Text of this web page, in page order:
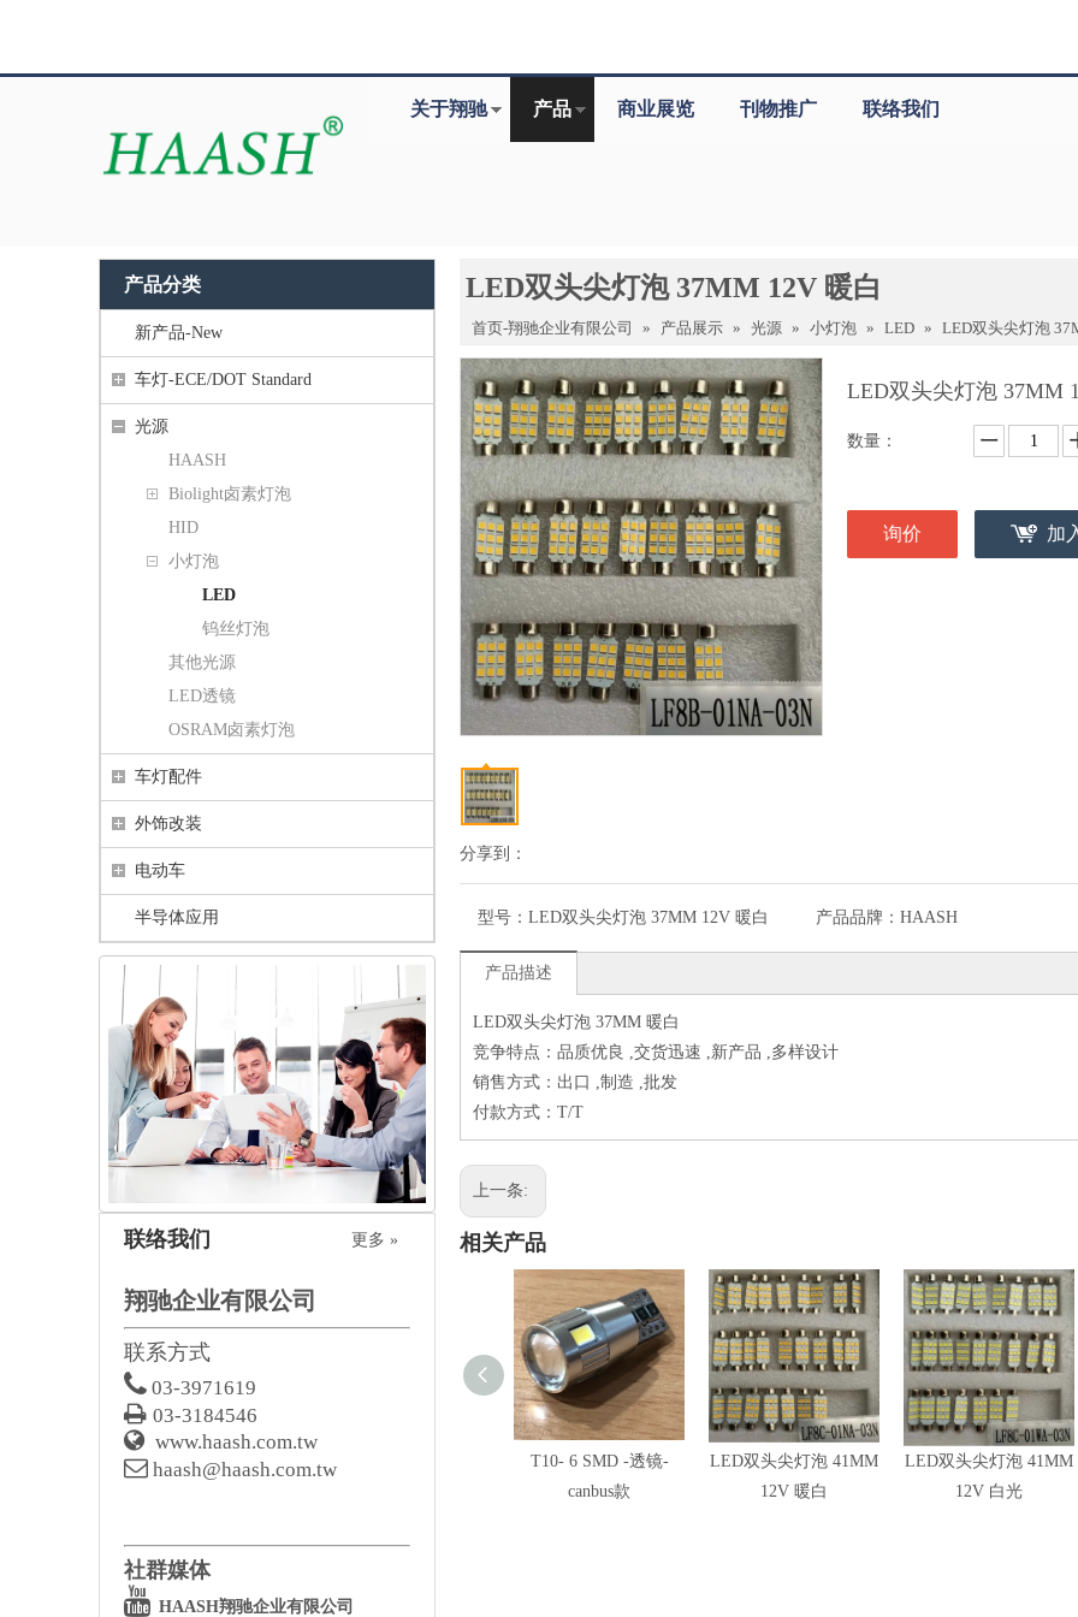
关于翔驰 产品 商业展览 刊物推广 联络我们
产品分类
新产品-New
车灯-ECE/DOT Standard
光源
HAASH
Biolight卤素灯泡
HID
小灯泡
LED
钨丝灯泡
其他光源
LED透镜
OSRAM卤素灯泡
车灯配件
外饰改装
电动车
半导体应用
联络我们 更多 »
翔驰企业有限公司
联系方式
 03-3971619
 03-3184546
 www.haash.com.tw
 haash@haash.com.tw
社群媒体
 HAASH翔驰企业有限公司
LED双头尖灯泡 37MM 12V 暖白
首页-翔驰企业有限公司 » 产品展示 » 光源 » 小灯泡 » LED » LED双头尖灯泡
分享到：
LED双头尖灯泡 37MM
数量：
询价 加
型号： LED双头尖灯泡 37MM 12V 暖白 产品品牌： HAASH
产品描述
LED双头尖灯泡 37MM 暖白
竞争特点：品质优良 ,交货迅速 ,新产品 ,多样设计
销售方式：出口 ,制造 ,批发
付款方式：T/T
上一条:
相关产品
T10- 6 SMD -透镜-
canbus款
LED双头尖灯泡 41MM
12V 暖白
LED双头尖灯泡 41MM
12V 白光